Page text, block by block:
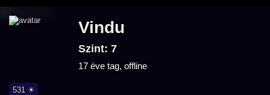
Vindu
Szint: 7
17 éve tag, offline
531 ☀